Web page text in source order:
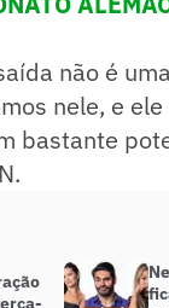
não é
nele, e
bastante